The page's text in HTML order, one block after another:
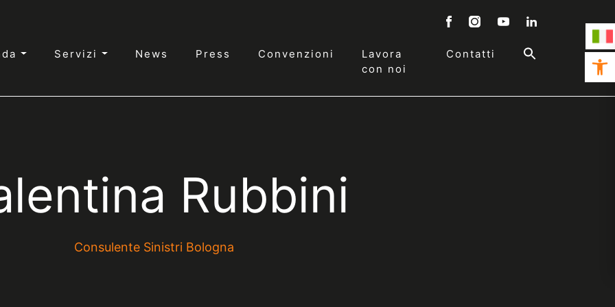
Servizi News Press Convenzioni
Lavora
con noi
Contatti
Rubbini
Consulente Sinistri Bologna